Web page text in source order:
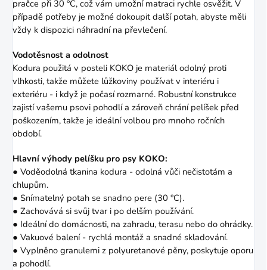
pračce při 30 °C, což vám umožní matraci rychle osvěžit. V
případě potřeby je možné dokoupit další potah, abyste měli
vždy k dispozici náhradní na převlečení.
Vodotěsnost a odolnost
Kodura použitá v posteli KOKO je materiál odolný proti
vlhkosti, takže můžete lůžkoviny používat v interiéru i
exteriéru - i když je počasí rozmarné. Robustní konstrukce
zajistí vašemu psovi pohodlí a zároveň chrání pelíšek před
poškozením, takže je ideální volbou pro mnoho ročních
období.
Hlavní výhody pelíšku pro psy KOKO:
● Voděodolná tkanina kodura - odolná vůči nečistotám a
chlupům.
● Snímatelný potah se snadno pere (30 °C).
● Zachovává si svůj tvar i po delším používání.
● Ideální do domácnosti, na zahradu, terasu nebo do ohrádky.
● Vakuové balení - rychlá montáž a snadné skladování.
● Vyplněno granulemi z polyuretanové pěny, poskytuje oporu
a pohodlí.